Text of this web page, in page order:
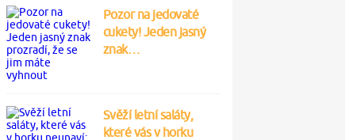
Pozor na jedovaté
cukety! Jeden jasný
znak…
Svěží letní saláty,
které vás v horku